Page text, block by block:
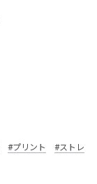
#プリント
#ストレ